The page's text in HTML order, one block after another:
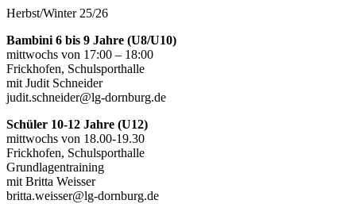
Herbst/Winter 25/26
Bambini 6 bis 9 Jahre (U8/U10)
mittwochs von 17:00 – 18:00
Frickhofen, Schulsporthalle
mit Judit Schneider
judit.schneider@lg-dornburg.de
Schüler 10-12 Jahre (U12)
mittwochs von 18.00-19.30
Frickhofen, Schulsporthalle
Grundlagentraining
mit Britta Weisser
britta.weisser@lg-dornburg.de